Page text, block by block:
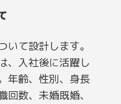
いて設計します。
、入社後に活躍し
年齢、性別、身長
数、未婚既婚、